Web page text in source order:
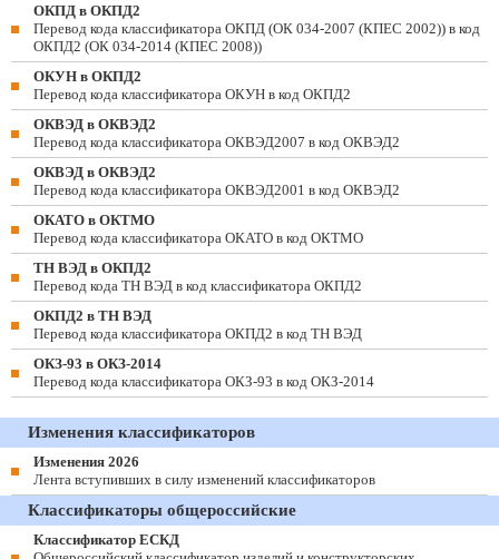
ОКПД в ОКПД2
Перевод кода классификатора ОКПД (ОК 034-2007 (КПЕС 2002)) в код
ОКПД2 (ОК 034-2014 (КПЕС 2008))
ОКУН в ОКПД2
Перевод кода классификатора ОКУН в код ОКПД2
ОКВЭД в ОКВЭД2
Перевод кода классификатора ОКВЭД2007 в код ОКВЭД2
ОКВЭД в ОКВЭД2
Перевод кода классификатора ОКВЭД2001 в код ОКВЭД2
ОКАТО в ОКТМО
Перевод кода классификатора ОКАТО в код ОКТМО
ТН ВЭД в ОКПД2
Перевод кода ТН ВЭД в код классификатора ОКПД2
ОКПД2 в ТН ВЭД
Перевод кода классификатора ОКПД2 в код ТН ВЭД
ОКЗ-93 в ОКЗ-2014
Перевод кода классификатора ОКЗ-93 в код ОКЗ-2014
Изменения классификаторов
Изменения 2026
Лента вступивших в силу изменений классификаторов
Классификаторы общероссийские
Классификатор ЕСКД